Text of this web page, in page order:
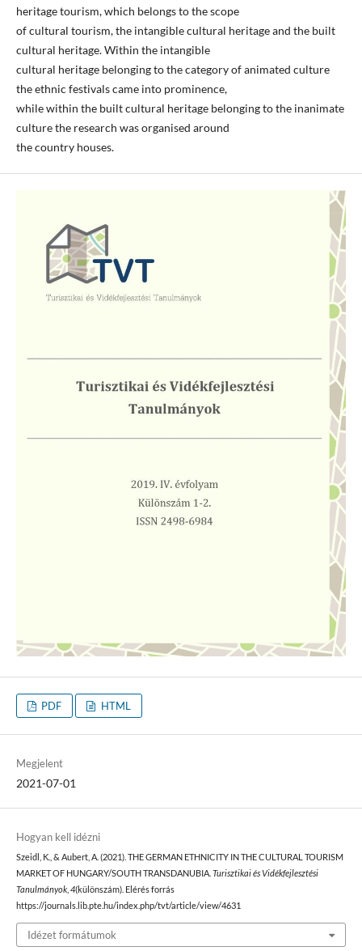
heritage tourism, which belongs to the scope
of cultural tourism, the intangible cultural heritage and the built
cultural heritage. Within the intangible
cultural heritage belonging to the category of animated culture
the ethnic festivals came into prominence,
while within the built cultural heritage belonging to the inanimate
culture the research was organised around
the country houses.
PDF HTML
Megjelent
2021-07-01
Hogyan kell idézni
Szeidl, K., & Aubert, A. (2021). THE GERMAN ETHNICITY IN THE CULTURAL TOURISM
MARKET OF HUNGARY/SOUTH TRANSDANUBIA.Turisztikai és Vidékfejlesztési
Tanulmányok,4(különszám). Elérés forrás
https://journals.lib.pte.hu/index.php/tvt/article/view/4631
Idézet formátumok